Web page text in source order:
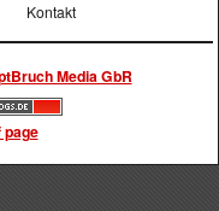
Kontakt
Media GbR
page